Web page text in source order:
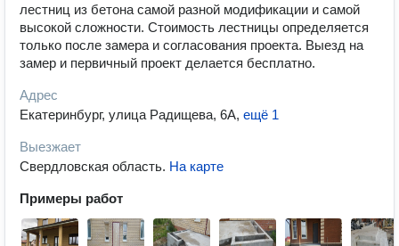
лестниц из бетона самой разной модификации и самой
высокой сложности. Стоимость лестницы определяется
только после замера и согласования проекта. Выезд на
замер и первичный проект делается бесплатно.
Адрес
Екатеринбург, улица Радищева, 6А, ещё 1
Выезжает
Свердловская область. На карте
Примеры работ